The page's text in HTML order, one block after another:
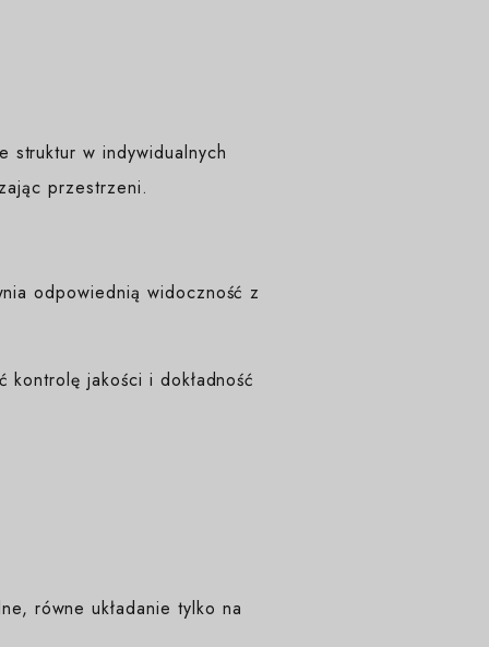
struktur w indywidualnych
przestrzeni.
odpowiednią widoczność z
jakości i dokładność
równe układanie tylko na